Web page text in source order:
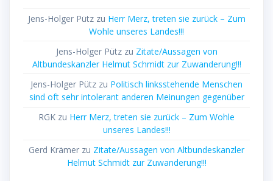
Jens-Holger Pützzu Herr Merz, treten sie zurück – Zum
Wohle unseres Landes!!!
Jens-Holger Pützzu Zitate/Aussagen von
Altbundeskanzler Helmut Schmidt zur Zuwanderung!!!
Jens-Holger Pütz zu Politisch linksstehende Menschen
sind oft sehr intolerant anderen Meinungen gegenüber
RGK zu Herr Merz, treten sie zurück – Zum Wohle
unseres Landes!!!
Gerd Krämer zu Zitate/Aussagen von Altbundeskanzler
Helmut Schmidt zur Zuwanderung!!!